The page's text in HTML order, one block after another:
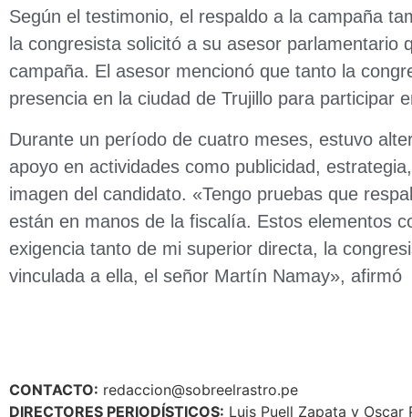
Según el testimonio, el respaldo a la campaña
la congresista solicitó a su asesor parlamentario
campaña. El asesor mencionó que tanto la
presencia en la ciudad de Trujillo para participar
Durante un período de cuatro meses, estuvo
apoyo en actividades como publicidad,
imagen del candidato. «Tengo pruebas que
están en manos de la fiscalía. Estos elementos
exigencia tanto de mi superior directa, la
vinculada a ella, el señor Martín Namay», afirmó
CONTACTO: redaccion@sobreelrastro.pe
DIRECTORES PERIODÍSTICOS: Luis Puell Zapata y Oscar